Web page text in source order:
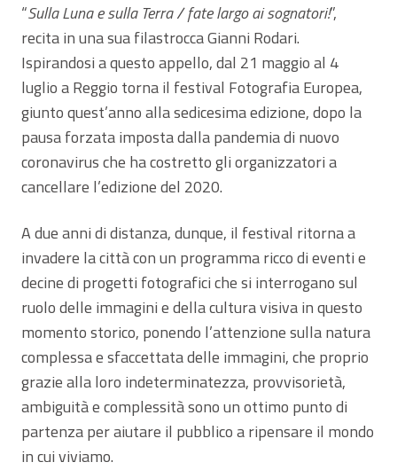
“Sulla Luna e sulla Terra / fate largo ai sognatori!”,
recita in una sua filastrocca Gianni Rodari.
Ispirandosi a questo appello, dal 21 maggio al 4
luglio a Reggio torna il festival Fotografia Europea,
giunto quest’anno alla sedicesima edizione, dopo la
pausa forzata imposta dalla pandemia di nuovo
coronavirus che ha costretto gli organizzatori a
cancellare l’edizione del 2020.
A due anni di distanza, dunque, il festival ritorna a
invadere la città con un programma ricco di eventi e
decine di progetti fotografici che si interrogano sul
ruolo delle immagini e della cultura visiva in questo
momento storico, ponendo l’attenzione sulla natura
complessa e sfaccettata delle immagini, che proprio
grazie alla loro indeterminatezza, provvisorietà,
ambiguità e complessità sono un ottimo punto di
partenza per aiutare il pubblico a ripensare il mondo
in cui viviamo.